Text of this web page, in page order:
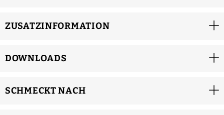
ZUSATZINFORMATION
DOWNLOADS
SCHMECKT NACH